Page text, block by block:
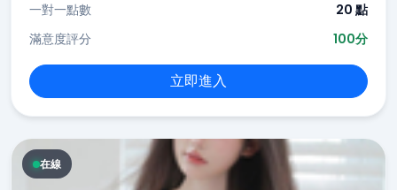
一對一點數
20 點
滿意度評分
100分
立即進入
在線